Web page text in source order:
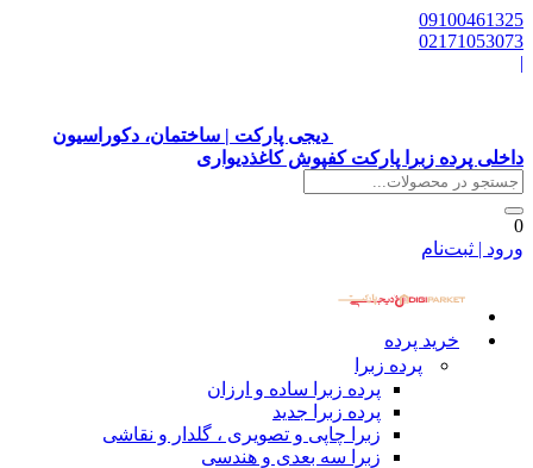
09100461325
02171053073
|
دیجی پارکت | ساختمان، دکوراسیون
داخلی پرده زبرا پارکت کفپوش کاغذدیواری
0
ورود | ثبت‌نام
خرید پرده
پرده زبرا
پرده زبرا ساده و ارزان
پرده زبرا جدید
زبرا چاپی و تصویری ، گلدار و نقاشی
زبرا سه بعدی و هندسی